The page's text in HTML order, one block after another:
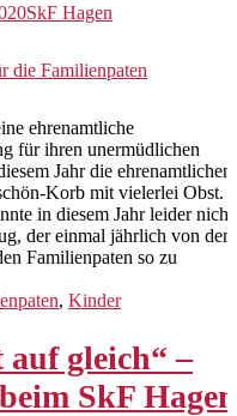
suchen
von
Betreuern
SkF Hagen
ehrenamtliche
für ihren unermüdlichen
Jahr die ehrenamtlichen
Korb mit vielerlei Obst.
in diesem Jahr leider nicht
der einmal jährlich von den
Familienpaten so zu
, Kinder
gleich“ –
SkF Hagen